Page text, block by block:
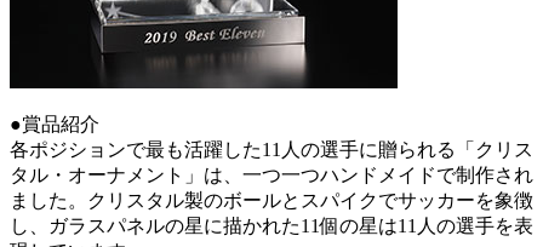
●賞品紹介
各ポジションで最も活躍した11人の選手に贈られる「クリス
タル・オーナメント」は、一つ一つハンドメイドで制作され
ました。クリスタル製のボールとスパイクでサッカーを象徴
し、ガラスパネルの星に描かれた11個の星は11人の選手を表